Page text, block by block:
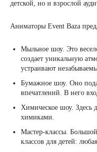
детской, но и взрослой
Аниматоры Event Baza
Мыльное шоу. Это
создает уникальную
устраивают
Бумажное шоу. Оно
впечатлений. В него
Химическое шоу. Здесь
химиками.
Мастер-классы.
классов для детей: